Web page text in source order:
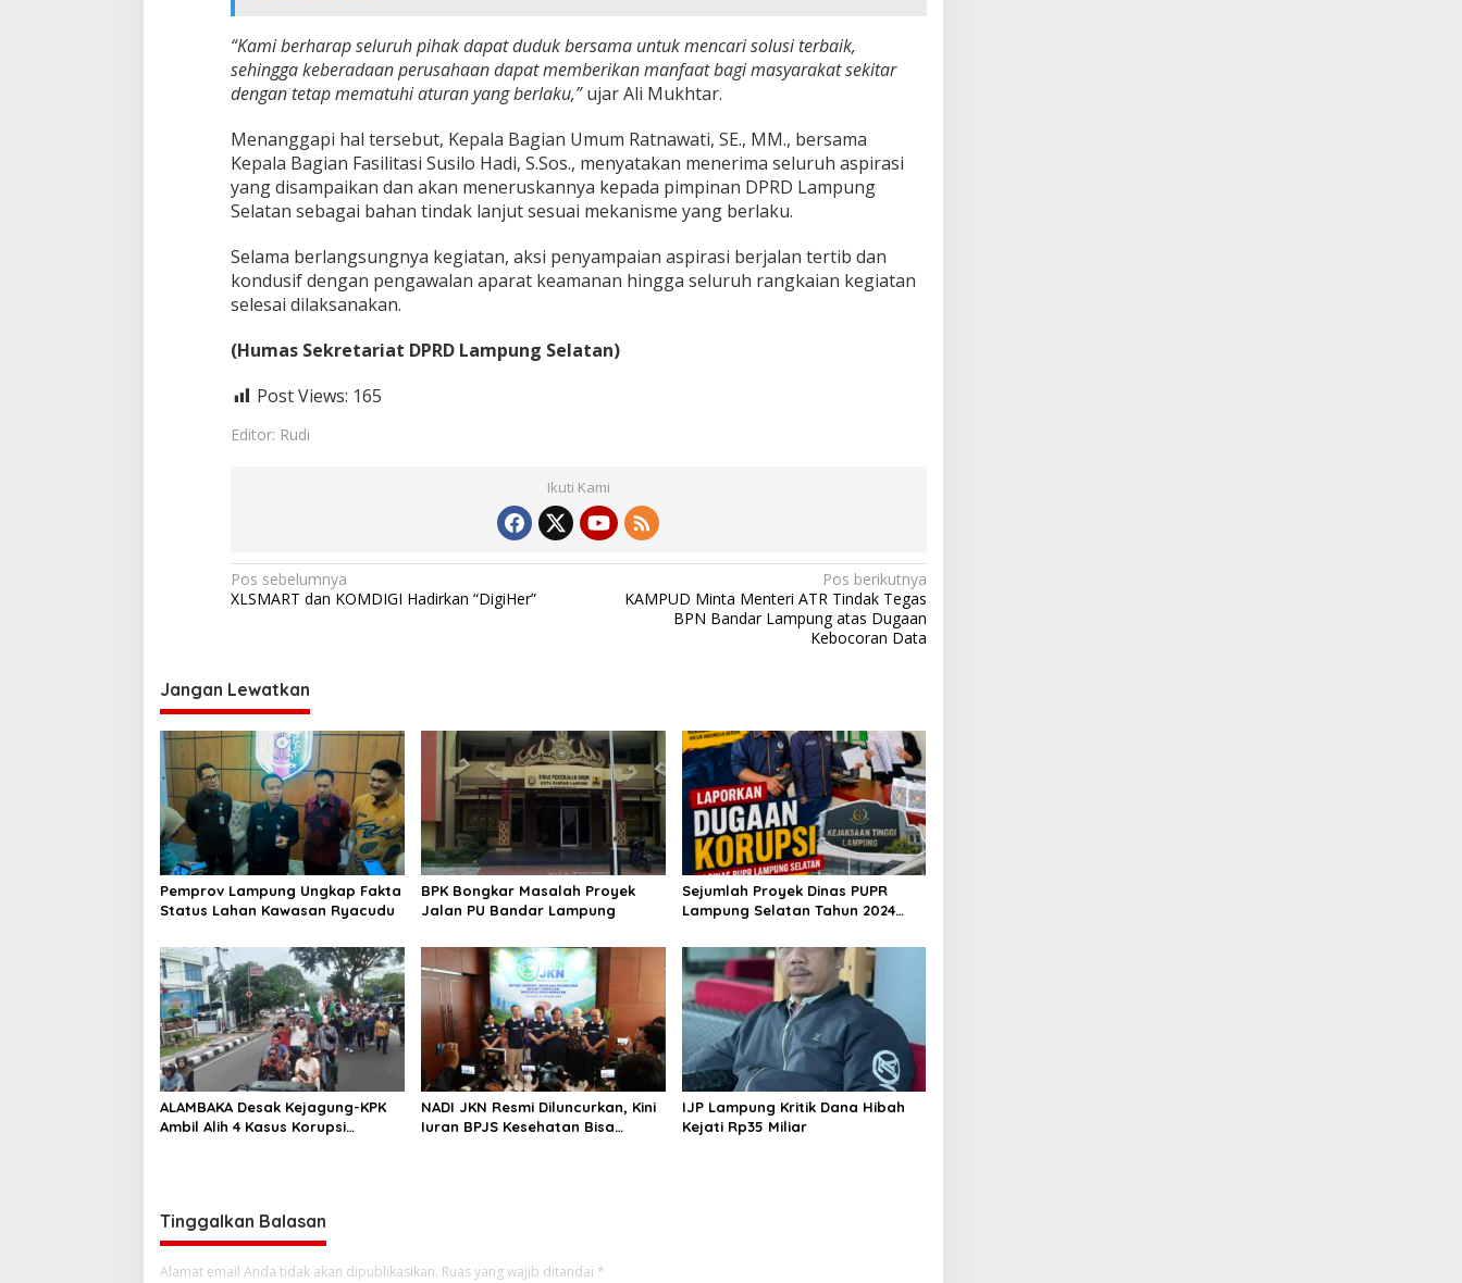
“Kami berharap seluruh pihak dapat duduk bersama untuk mencari solusi terbaik,
sehingga keberadaan perusahaan dapat memberikan manfaat bagi masyarakat sekitar
dengan tetap mematuhi aturan yang berlaku,”ujar Ali Mukhtar.
Menanggapi hal tersebut, Kepala Bagian Umum Ratnawati, SE., MM., bersama
Kepala Bagian Fasilitasi Susilo Hadi, S.Sos., menyatakan menerima seluruh aspirasi
yang disampaikan dan akan meneruskannya kepada pimpinan DPRD Lampung
Selatan sebagai bahan tindak lanjut sesuai mekanisme yang berlaku.
Selama berlangsungnya kegiatan, aksi penyampaian aspirasi berjalan tertib dan
kondusif dengan pengawalan aparat keamanan hingga seluruh rangkaian kegiatan
selesai dilaksanakan.
(Humas Sekretariat DPRD Lampung Selatan)
Post Views: 165
Editor: Rudi
Ikuti Kami
N
a
i
g
a
s
i
p
o
s
Pos sebelumnya
XLSMART dan KOMDIGI Hadirkan “DigiHer”
Pos berikutnya
KAMPUD Minta Menteri ATR Tindak Tegas
BPN Bandar Lampung atas Dugaan
Kebocoran Data
Jangan Lewatkan
Pemprov Lampung Ungkap Fakta
Status Lahan Kawasan Ryacudu
BPK Bongkar Masalah Proyek
Jalan PU Bandar Lampung
Sejumlah Proyek Dinas PUPR
Lampung Selatan Tahun 2024
Ke KEJATI Lampung
ALAMBAKA Desak Kejagung-KPK
Ambil Alih 4 Kasus Korupsi
NADI JKN Resmi Diluncurkan, Kini
Iuran BPJS Kesehatan Bisa
IJP Lampung Kritik Dana Hibah
Kejati Rp35 Miliar
Tinggalkan Balasan
Alamat email Anda tidak akan dipublikasikan. Ruas yang wajib ditandai *